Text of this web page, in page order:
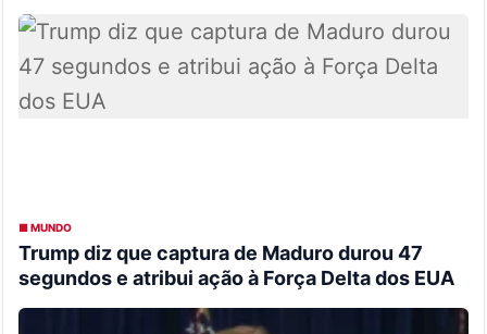
■ MUNDO
Trump diz que captura de Maduro durou 47
segundos e atribui ação à Força Delta dos EUA